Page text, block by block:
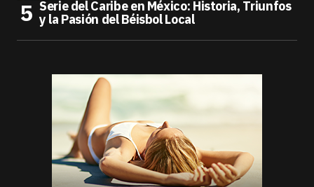
Serie del Caribe en México: Historia, Triunfos
y la Pasión del Béisbol Local